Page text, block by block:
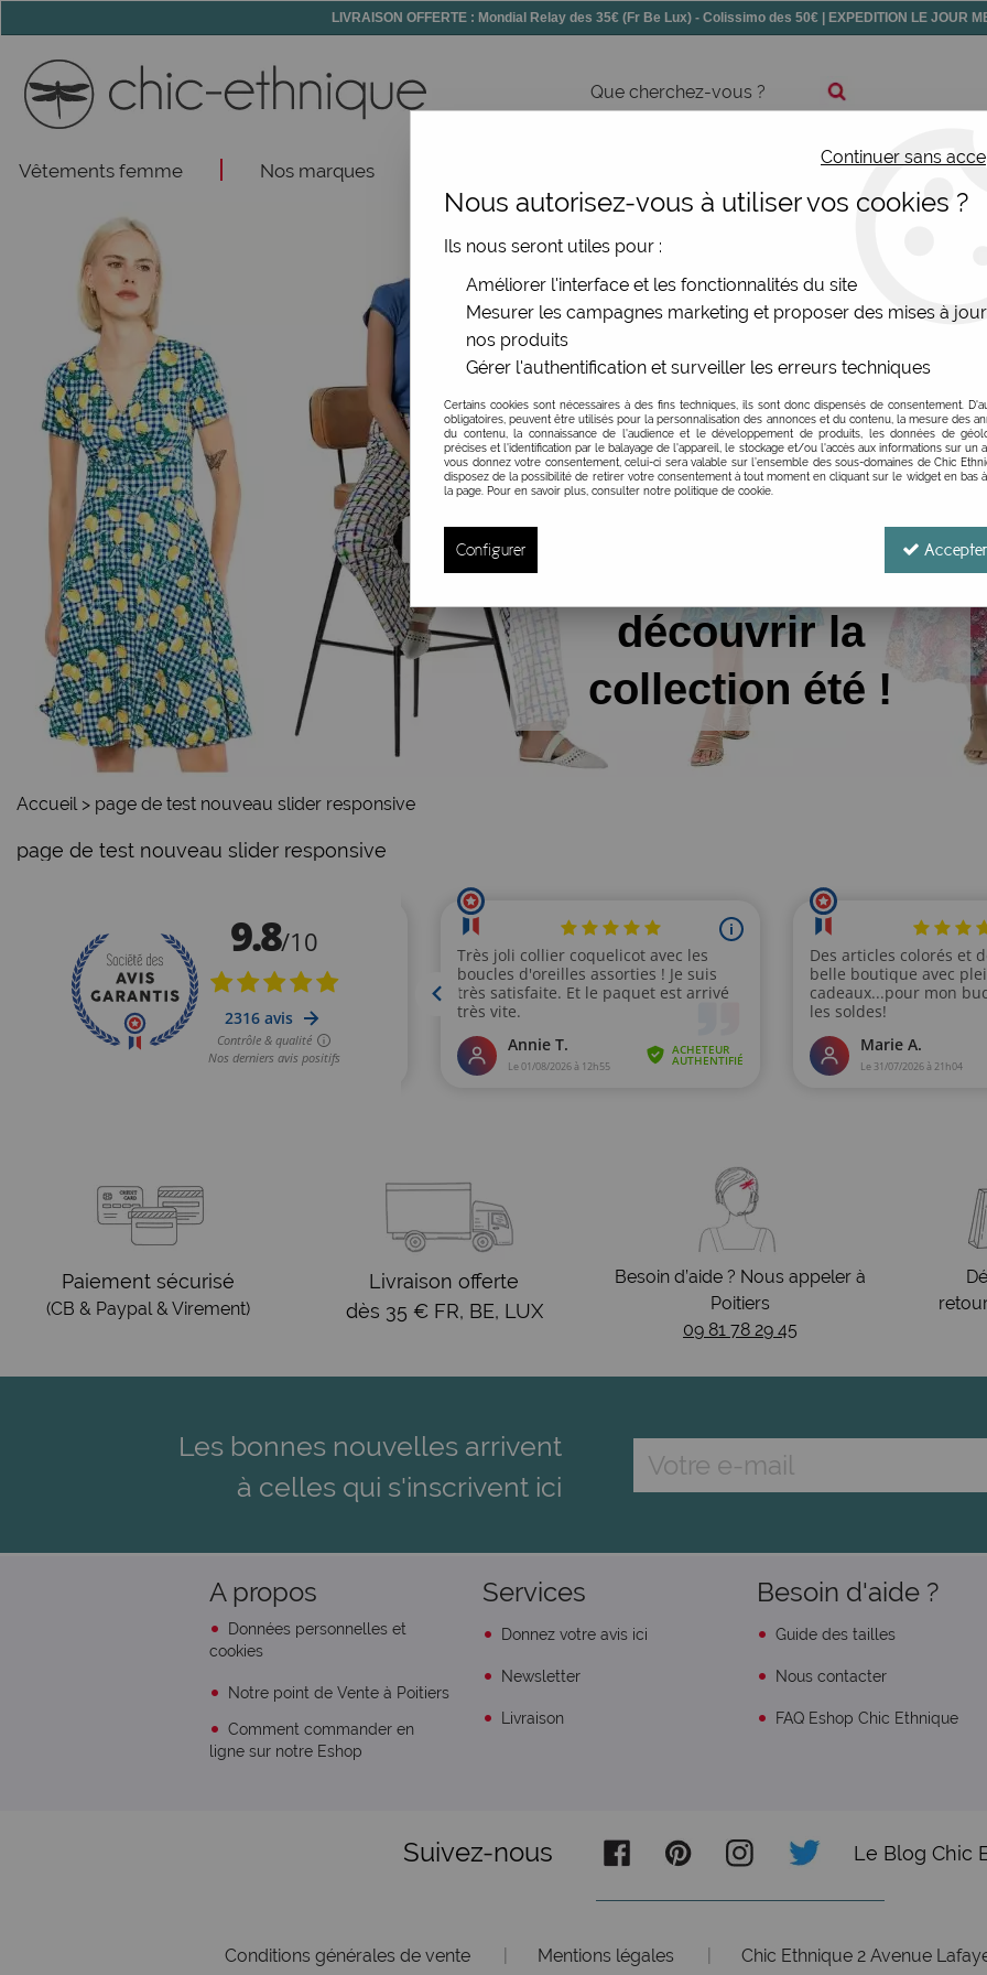
LIVRAISON OFFERTE : Mondial Relay des 35€ (Fr Be Lux) - Colissimo des 50€ | EXPEDITION LE JOUR
Vêtements femme Nos marques Bijoux
découvrir la
collection été !
Accueil > page de test nouveau slider responsive
page de test nouveau slider responsive
Paiement sécurisé
(CB & Paypal & Virement)
Livraison offerte
dès 35 € FR, BE, LUX
Besoin d’aide ? Nous appeler à
Poitiers
09 81 78 29 45
Les bonnes nouvelles arrivent
à celles qui s'inscrivent ici
A propos
Données personnelles et
cookies
Notre point de Vente à Poitiers
Comment commander en
ligne sur notre Eshop
Services
Donnez votre avis ici
Newsletter
Livraison
Besoin d'aide ?
Guide des tailles
Nous contacter
FAQ Eshop Chic Ethnique
Suivez-nous Le Blog Chic
Conditions générales de vente Mentions légales Chic Ethnique 2 Avenue
Continuer sans
Nous autorisez-vous à utiliser vos cookies ?
Ils nous seront utiles pour :
Améliorer l'interface et les fonctionnalités du site
Mesurer les campagnes marketing et proposer des mises à
nos produits
Gérer l'authentification et surveiller les erreurs techniques
Certains cookies sont nécessaires à des fins techniques, ils sont donc dispensés de consentement.
obligatoires, peuvent être utilisés pour la personnalisation des annonces et du contenu, la mesure des
du contenu, la connaissance de l'audience et le développement de produits, les données de
précises et l'identification par le balayage de l'appareil, le stockage et/ou l'accès aux informations sur un
vous donnez votre consentement, celui-ci sera valable sur l’ensemble des sous-domaines de Chic
disposez de la possibilité de retirer votre consentement à tout moment en cliquant sur le widget en bas
la page. Pour en savoir plus, consulter notre politique de cookie.
Configurer